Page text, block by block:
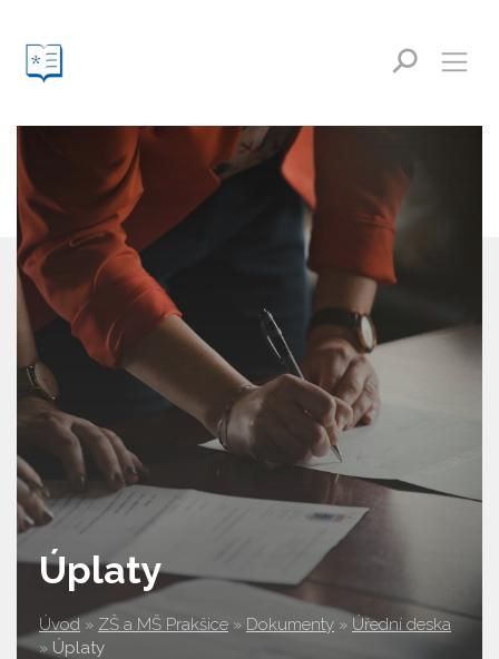
Úplaty
Úvod » ZŠ a MŠ Prakšice » Dokumenty » Úřední deska
» Úplaty